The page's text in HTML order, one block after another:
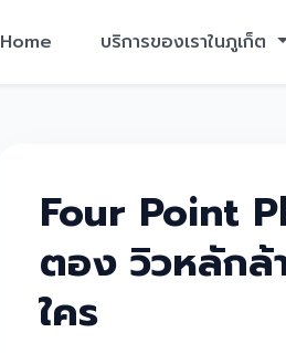
Home บริการของเราในภูเก็ต
Four Point
ตอง วิวหลักล้
ใคร